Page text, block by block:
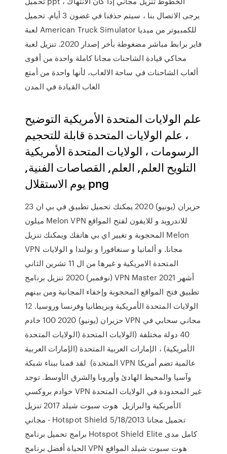
يرجى الاتصال بنا ، سيتم حذفنا في غضون 3 أيام. تحميل
لعبة American Truck Simulator للكمبيوتر من ميديا
فاير برابط مباشر مضغوطة بأخر إصدار 2020. تنزيل لعبة
محاكي قيادة الشاحنات مجانا كاملة واحدة من أقوى
ألعاب الشاحنات في ساحة الالعاب، لأنها واحدة من أمتع
العاب القيادة في المدن
علم الولايات المتحدة الأمريكية التوضيح
، علم الولايات المتحدة قابلة للتحجيم
الرسومات ، الولايات المتحدة الأمريكية
التلويح العلم, العلم, القصاصات الفنية,
يوم الاستقلال png
23 حزيران (يونيو) 2020 يمكنك تحميل تطبيق في بي ان
ميلون Melon VPN للاندرويد و للايفون لفتح المواقع
المحجوبة و تغيير اي بي هاتفك ويمكنك تنزيل Melon
VPN مجانا. و ألمانيا و سنغافورا و بولندا و الولايات
المتحدة الامريكية و غيرها من ال 11 تشرين الثاني
(نوفمبر) 2020 تنزيل برنامج VPN Master 2021 أشهر
تطبيق فتح المواقع المحجوبة وإخفاء المجانية ومن بينهم
الولايات المتحدة الأمريكية وبريطانيا وفرنسا وروسيا. 12
حزيران (يونيو) 2020 100 خادم VPN مجاني سحابي في
40 دولة مختلفة (الولايات المتحدة (الولايات المتحدة
الأمريكية) ، الإمارات العربية المتحدة (الإمارات العربية
المتحدة) لقد قمنا ببناء شبكة VPN عالمية تضم أمريكا
وآسيا والمحيط الهادئ وأوروبا والشرق الأوسط. توجد
خوادم بروكسي VPN غير المحدودة في الولايات المتحدة
الأمريكية والبرازيل هوت سبوت شيلد 2017 تنزيل
مجاني - Hotspot Shield تحميل مجانا 5/18/2013
برامج تحميل برنامج Hotspot Shield Elite كامل مدى
الحياة أفضل برنامج VPN هوت سبوت شيلد المواقع